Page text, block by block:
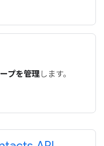
プを管理 します。